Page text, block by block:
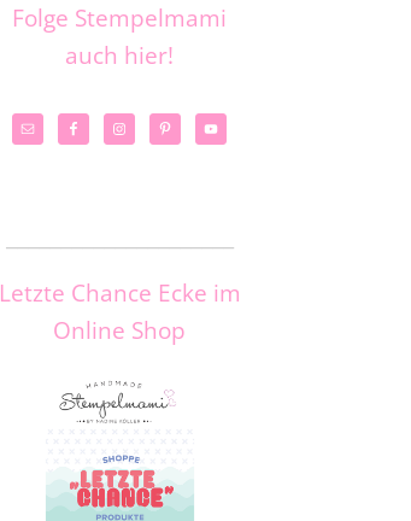
Folge Stempelmami
auch hier!
Letzte Chance Ecke im
Online Shop